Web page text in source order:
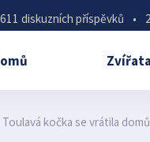
diskuzních příspěvků •
Toulavá kočka se vrátila